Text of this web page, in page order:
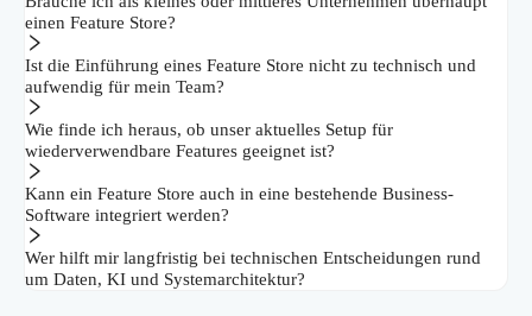
einen Feature Store?
Ist die Einführung eines Feature Store nicht zu technisch und
aufwendig für mein Team?
Wie finde ich heraus, ob unser aktuelles Setup für
wiederverwendbare Features geeignet ist?
Kann ein Feature Store auch in eine bestehende Business-
Software integriert werden?
Wer hilft mir langfristig bei technischen Entscheidungen rund
um Daten, KI und Systemarchitektur?